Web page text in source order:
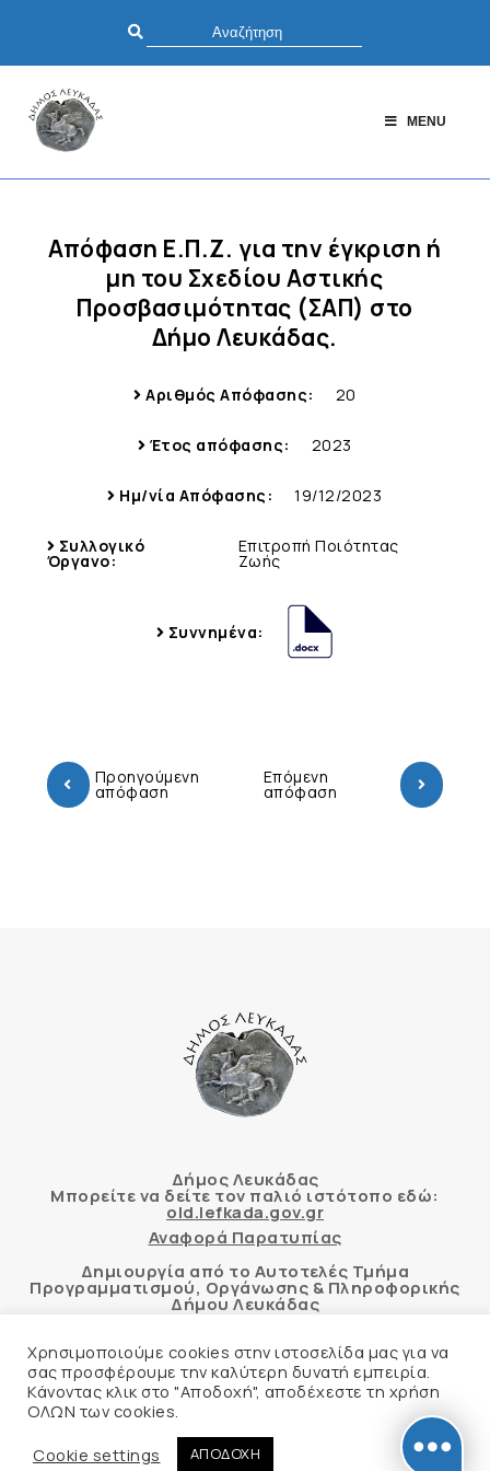
MENU
Απόφαση Ε.Π.Ζ. για την έγκριση ή
μη του Σχεδίου Αστικής
Προσβασιμότητας (ΣΑΠ) στο
Δήμο Λευκάδας.
Αριθμός Απόφασης: 20
Έτος απόφασης: 2023
Ημ/νία Απόφασης: 19/12/2023
Συλλογικό
Όργανο:
Επιτροπή Ποιότητας
Ζωής
Συννημένα:
Προηγούμενη
απόφαση
Επόμενη
απόφαση
Δήμος Λευκάδας
Μπορείτε να δείτε τον παλιό ιστότοπο εδώ:
old.lefkada.gov.gr
Αναφορά Παρατυπίας
Δημιουργία από το Αυτοτελές Τμήμα
Προγραμματισμού, Οργάνωσης & Πληροφορικής
Δήμου Λευκάδας
Αυτόματος έλεγχος προσβασιμότητας
δικτυακού τόπου με βάση το πρότυπο WCAG 2.1
Δήλωση Προσβασιμότητας
Χρησιμοποιούμε cookies στην ιστοσελίδα μας για να
σας προσφέρουμε την καλύτερη δυνατή εμπειρία.
Κάνοντας κλικ στο "Αποδοχή", αποδέχεστε τη χρήση
ΟΛΩΝ των cookies.
Cookie settings
ΑΠΟΔΟΧΗ